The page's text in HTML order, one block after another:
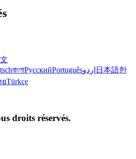
বাংলাРусскийPortuguêsاردو 日本語한
ยTürkçe
droits réservés.